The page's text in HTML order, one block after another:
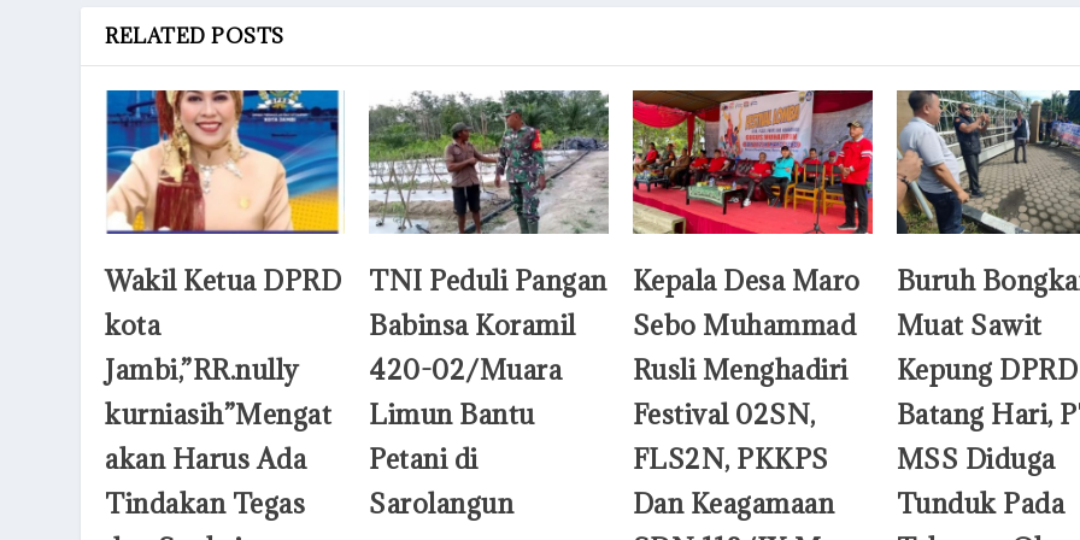
RELATED POSTS
Wakil Ketua DPRD
kota
Jambi,”RR.nully
kurniasih”Mengat
akan Harus Ada
Tindakan Tegas
TNI Peduli Pangan
Babinsa Koramil
420-02/Muara
Limun Bantu
Petani di
Sarolangun
Kepala Desa Maro
Sebo Muhammad
Rusli Menghadiri
Festival 02SN,
FLS2N, PKKPS
Dan Keagamaan
Buruh
Muat Sawit
Kepung DPRD
Batang Hari,
MSS Diduga
Tunduk Pada